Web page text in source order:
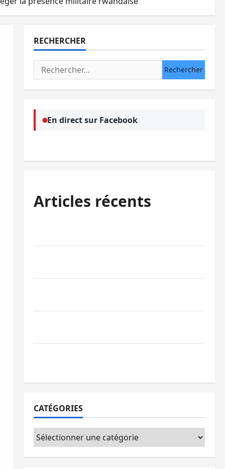
RECHERCHER
Rechercher :
En direct sur Facebook
Articles récents
CATÉGORIES
Catégories